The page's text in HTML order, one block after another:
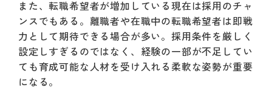
また、転職希望者が増加している現在は採用のチャ
ンスでもある。離職者や在職中の転職希望者は即戦
力として期待できる場合が多い。採用条件を厳しく
設定しすぎるのではなく、経験の一部が不足してい
ても育成可能な人材を受け入れる柔軟な姿勢が重要
になる。